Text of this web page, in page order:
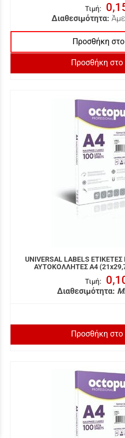
Τιμή:
Διαθεσιμότητα:
Προσθήκη
Προσθήκη
UNIVERSAL LABELS
ΑΥΤΟΚΟΛΛΗΤΕΣ A4
Τιμή:
Διαθεσιμότητα:
Προσθήκη